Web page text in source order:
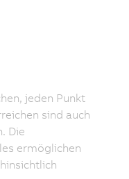
jeden Punkt
sind auch
Die
ermöglichen